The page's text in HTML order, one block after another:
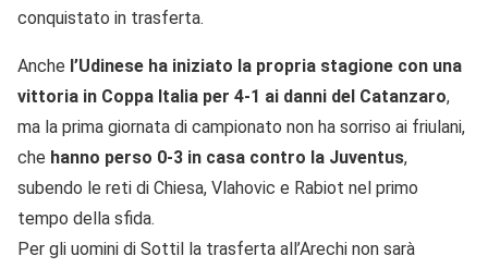
conquistato in trasferta.
Anche l’Udinese ha iniziato la propria stagione con una
vittoria in Coppa Italia per 4-1 ai danni del Catanzaro,
ma la prima giornata di campionato non ha sorriso ai friulani,
che hanno perso 0-3 in casa contro la Juventus,
subendo le reti di Chiesa, Vlahovic e Rabiot nel primo
tempo della sfida.
Per gli uomini di Sottil la trasferta all’Arechi non sarà